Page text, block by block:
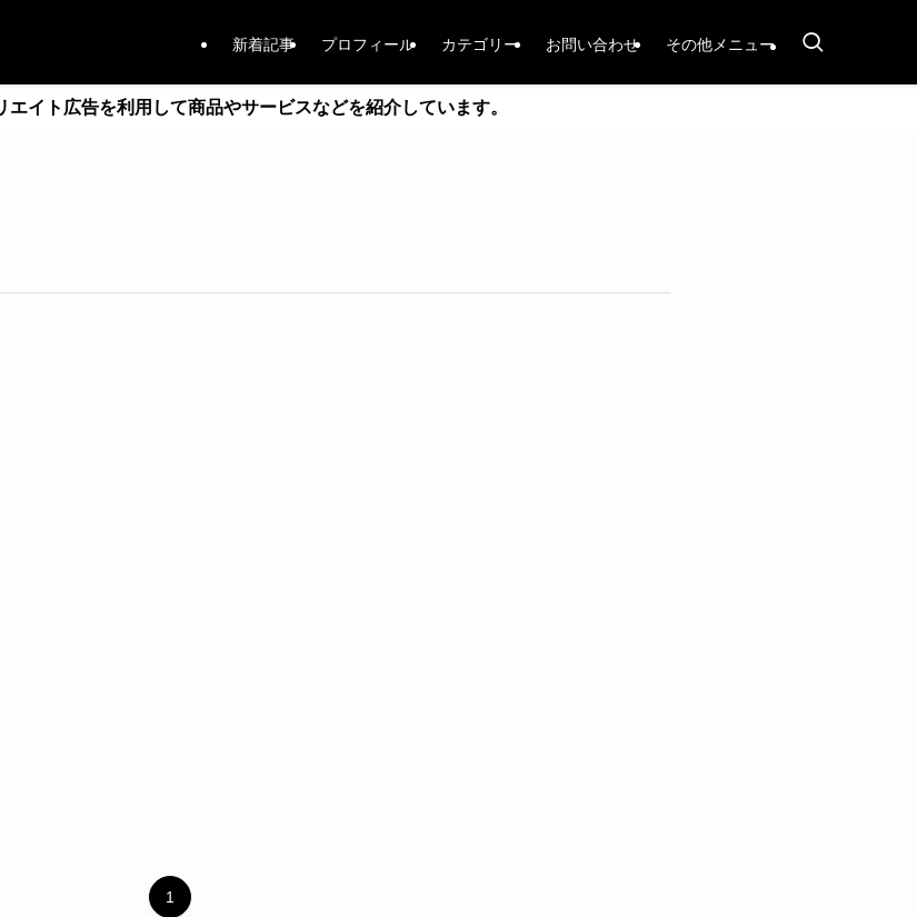
新着記事 プロフィール カテゴリー お問い合わせ その他メニュー
イト広告を利用して商品やサービスなどを紹介しています。
1